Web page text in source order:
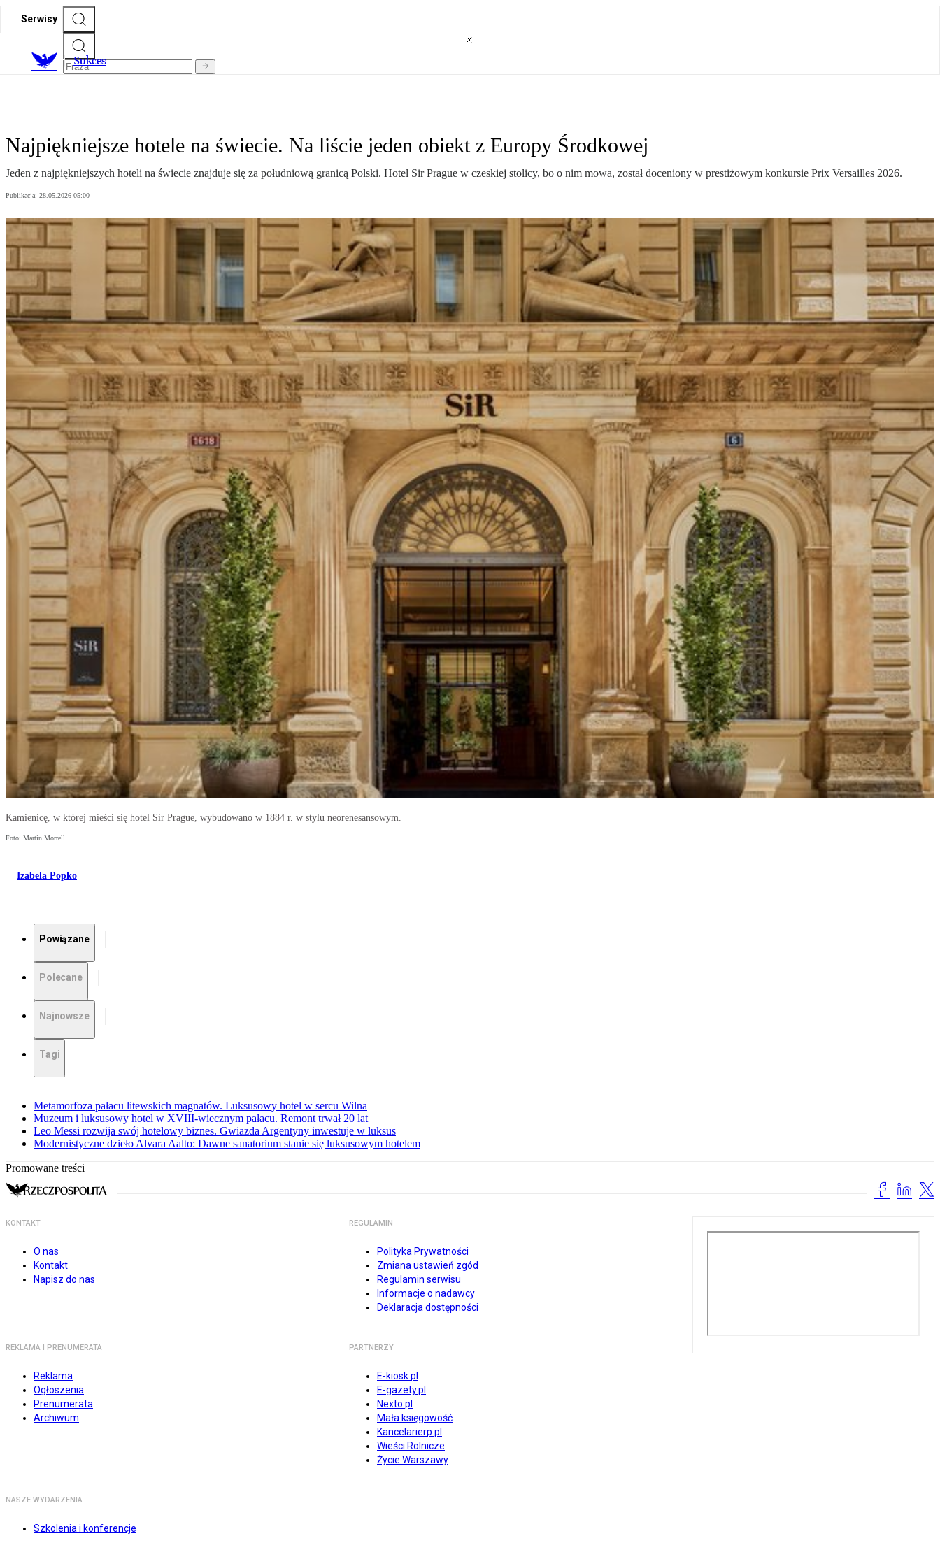
Serwisy
Sukces
Najpiękniejsze hotele na świecie. Na liście jeden obiekt z Europy Środkowej
Jeden z najpiękniejszych hoteli na świecie znajduje się za południową granicą Polski. Hotel Sir Prague w czeskiej stolicy, bo o nim mowa, został doceniony w prestiżowym konkursie Prix Versailles 2026.
Publikacja: 28.05.2026 05:00
Kamienicę, w której mieści się hotel Sir Prague, wybudowano w 1884 r. w stylu neorenesansowym.
Foto: Martin Morrell
Izabela Popko
Powiązane
Polecane
Najnowsze
Tagi
Metamorfoza pałacu litewskich magnatów. Luksusowy hotel w sercu Wilna
Muzeum i luksusowy hotel w XVIII-wiecznym pałacu. Remont trwał 20 lat
Leo Messi rozwija swój hotelowy biznes. Gwiazda Argentyny inwestuje w luksus
Modernistyczne dzieło Alvara Aalto: Dawne sanatorium stanie się luksusowym hotelem
Promowane treści
KONTAKT
O nas
Kontakt
Napisz do nas
REGULAMIN
Polityka Prywatności
Zmiana ustawień zgód
Regulamin serwisu
Informacje o nadawcy
Deklaracja dostępności
REKLAMA I PRENUMERATA
Reklama
Ogłoszenia
Prenumerata
Archiwum
PARTNERZY
E-kiosk.pl
E-gazety.pl
Nexto.pl
Mała księgowość
Kancelarierp.pl
Wieści Rolnicze
Życie Warszawy
NASZE WYDARZENIA
Szkolenia i konferencje